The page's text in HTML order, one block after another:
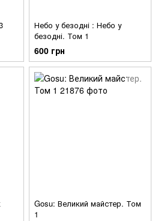
Небо у безодні : Небо у
безодні. Том 1
600 грн
Gosu: Великий майстер. Том
1